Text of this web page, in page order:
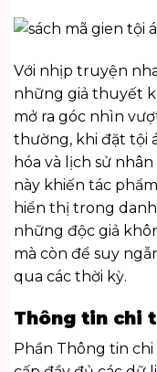
Với nhịp truyện
những giả thuyết
mở ra góc nhìn
thường, khi đặt tội
hóa và lịch sử
này khiến tác
hiển thị trong
những độc giả
mà còn để suy
qua các thời kỳ.
Thông tin chi
Phần Thông tin chi